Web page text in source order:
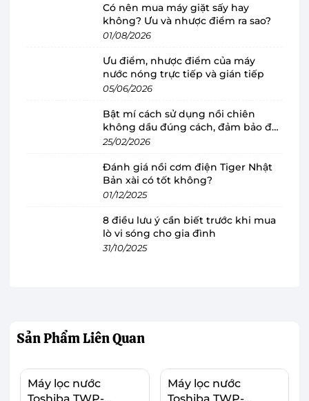
Thiết kế sang trọng, nhỏ gọn, cần gạt dễ
Máy lọc nước Karofisở hữu vẻ bề ngoài ấn tượng
không gian, kích thước nhỏ gọn, tối ưu tối đa
diện tích, lý tưởng cho căn bếp không quá lớn.
bị cần gạt để mở/tắt nước, dễ dàng sử dụng,
không phức tạp, tiện lợi ngay cả người lớn tuổi
Có nên mua máy giặt sấy hay
không? Ưu và nhược điểm ra sao?
01/08/2026
Ưu điểm, nhược điểm của máy
nước nóng trực tiếp và gián tiếp
05/06/2026
Bật mí cách sử dụng nồi chiên
không dầu đúng cách, đảm bảo độ
bền
25/02/2026
Đánh giá nồi cơm điện Tiger Nhật
Bản xài có tốt không?
01/12/2025
8 điều lưu ý cần biết trước khi mua
lò vi sóng cho gia đình
31/10/2025
Sản PhẩmLiên Quan
Máy lọc nước
Máy lọc nước